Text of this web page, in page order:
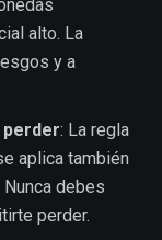
alto. La
y a
perder: La regla
aplica también
debes
perder.